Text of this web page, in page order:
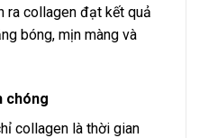
ra collagen đạt kết quả
bóng, mịn màng và
chóng
collagen là thời gian